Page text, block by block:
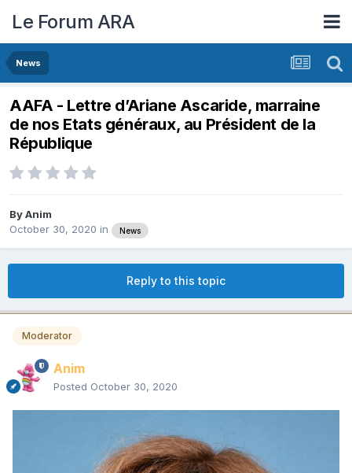
Le Forum ARA
News
AAFA - Lettre d’Ariane Ascaride, marraine
de nos Etats généraux, au Président de la
République
ByAnim
October 30, 2020 in News
Reply to this topic
Moderator
Anim
Posted October 30, 2020